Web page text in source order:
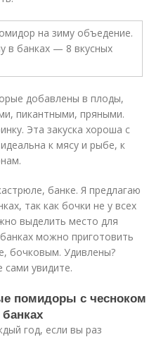
добавлены в плоды,
пикантными, пряными.
Эта закуска хороша с
к мясу и рыбе, к
банке. Я предлагаю
так как бочки не у всех
выделить место для
можно приготовить
бочковым. Удивлены?
сами увидите.
помидоры с чесноком
год, если вы раз